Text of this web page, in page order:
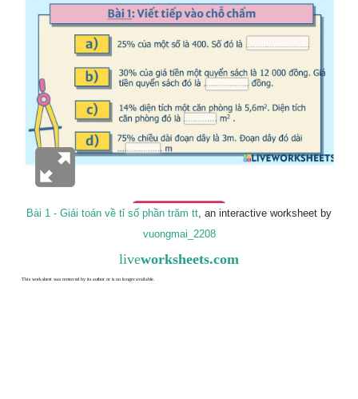
Bài 1 - Giải toán về tỉ số phần trăm tt, an interactive worksheet by
vuongmai_2208
liveworksheets.com